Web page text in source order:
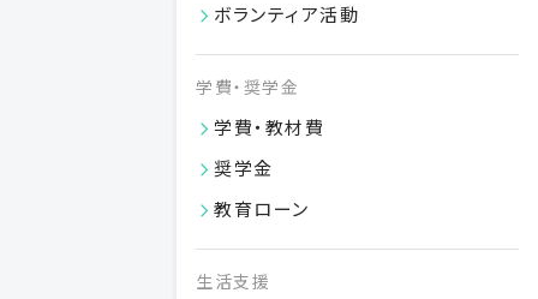
ボランティア活動
学費・奨学金
学費・教材費
奨学金
教育ローン
生活支援